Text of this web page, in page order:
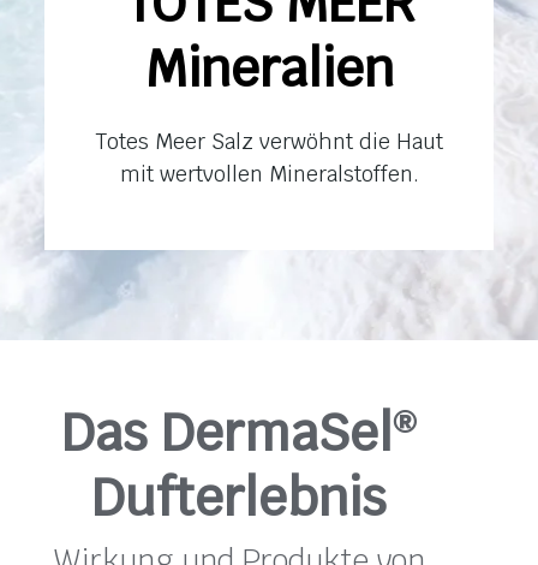
Mineralien
Totes Meer Salz verwöhnt die Haut
mit wertvollen Mineralstoffen.
Das DermaSel ®
Dufterlebnis